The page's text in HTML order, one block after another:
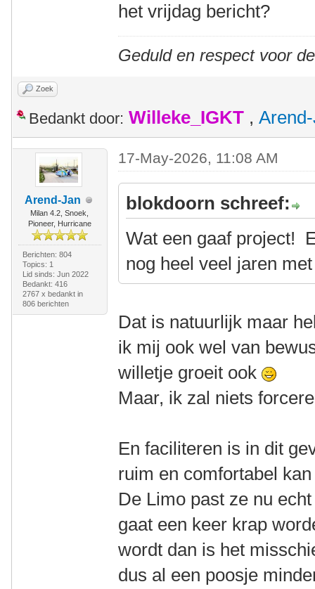
het vrijdag bericht?
Geduld en respect voor
Zoek
Bedankt door: Willeke_IGKT ,
Arend-Jan
Milan 4.2, Snoek,
Pioneer, Hurricane
Berichten: 804
Topics: 1
Lid sinds: Jun 2022
Bedankt: 416
2767 x bedankt in
806 berichten
17-May-2026, 11:08 AM
blokdoorn schreef:
Wat een gaaf project!
nog heel veel jaren
Dat is natuurlijk maar
ik mij ook wel van
willetje groeit ook
Maar, ik zal niets
En faciliteren is in dit
ruim en comfortabel
De Limo past ze nu
gaat een keer krap
wordt dan is het
dus al een poosje